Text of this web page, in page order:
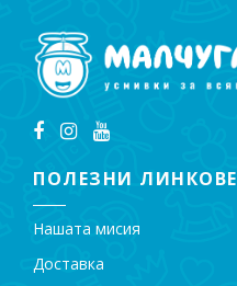
ПОЛЕЗНИ ЛИНКОВЕ
Нашата мисия
Доставка